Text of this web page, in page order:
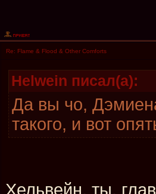
Re: Flame & Flood & Other Comforts
Helwein писал(а):
Да вы чо,
такого, и вот
Хельвейн, ты,